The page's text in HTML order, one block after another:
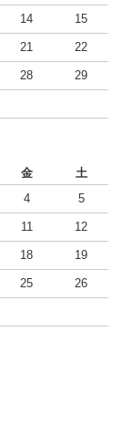
14 15
21 22
28 29
金
土
4 5
11 12
18 19
25 26